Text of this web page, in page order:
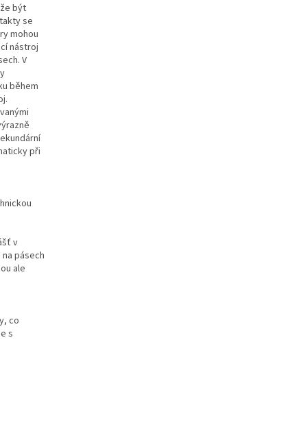
být
se
mohou
nástroj
V
během
při
v
pásech
ale
co
s